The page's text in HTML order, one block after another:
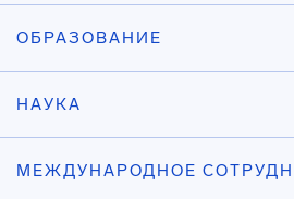
ОБРАЗОВАНИЕ
НАУКА
МЕЖДУНАРОДНОЕ